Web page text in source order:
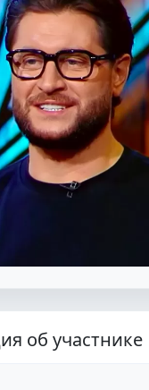
об участнике